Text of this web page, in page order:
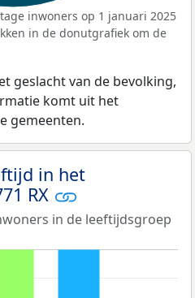
inwoners op 1 januari 2025
in de donutgrafiek om de
geslacht van de bevolking,
komt uit het
gemeenten.
in het
RX
in de leeftijdsgroep